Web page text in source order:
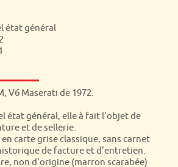
état général
2
V6 Maserati de 1972.
état général, elle à fait l'objet de
et de sellerie.
carte grise classique, sans carnet
de facture et d'entretien.
non d'origine (marron scarabée)